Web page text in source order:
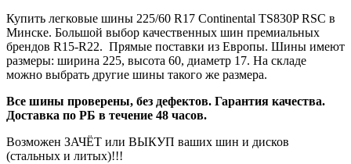
Купить легковые шины 225/60 R17 Continental TS830P RSC в
Минске. Большой выбор качественных шин премиальных
брендов R15-R22. Прямые поставки из Европы. Шины имеют
размеры: ширина 225, высота 60, диаметр 17. На складе
можно выбрать другие шины такого же размера.
Все шины проверены, без дефектов. Гарантия качества.
Доставка по РБ в течение 48 часов.
Возможен ЗАЧЁТ или ВЫКУП ваших шин и дисков
(стальных и литых)!!!